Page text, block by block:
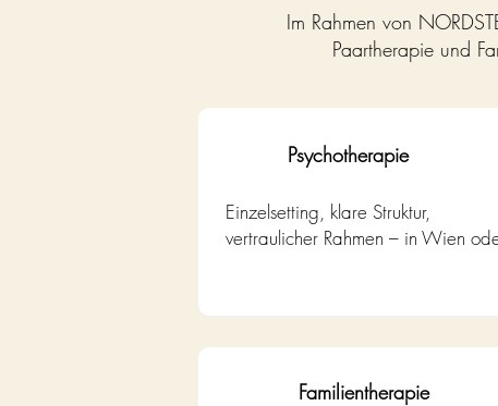
Im Rahmen von
Paartherapie und
Psychotherapie
Einzelsetting, klare Struktur,
vertraulicher Rahmen – in Wien
Familientherapie